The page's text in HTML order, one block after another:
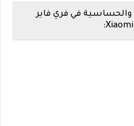
في فري فاير